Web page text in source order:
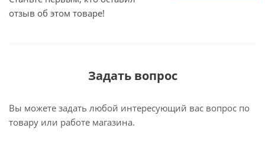
отзыв об этом товаре!
Задать вопрос
Вы можете задать любой интересующий вас вопрос по
товару или работе магазина.